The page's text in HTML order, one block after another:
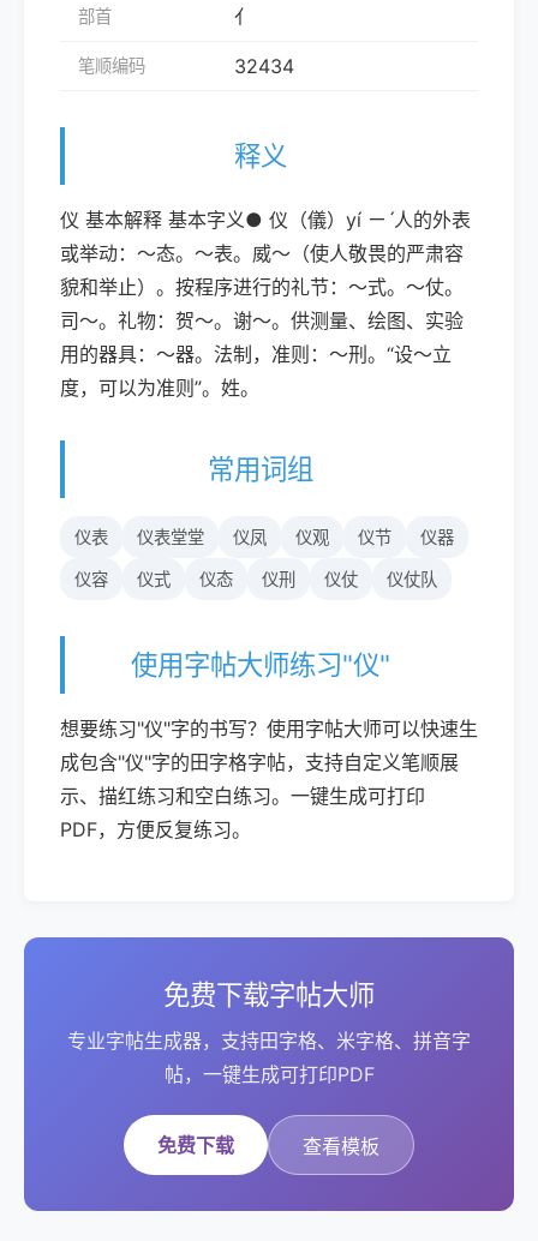
部首 亻
笔顺编码 32434
释义
仪 基本解释 基本字义● 仪（儀）yí ㄧˊ人的外表
或举动：～态。～表。威～（使人敬畏的严肃容
貌和举止）。按程序进行的礼节：～式。～仗。
司～。礼物：贺～。谢～。供测量、绘图、实验
用的器具：～器。法制，准则：～刑。“设～立
度，可以为准则”。姓。
常用词组
仪表 仪表堂堂 仪凤 仪观 仪节 仪器
仪容 仪式 仪态 仪刑 仪仗 仪仗队
使用字帖大师练习"仪"
想要练习"仪"字的书写？使用字帖大师可以快速生
成包含"仪"字的田字格字帖，支持自定义笔顺展
示、描红练习和空白练习。一键生成可打印
PDF，方便反复练习。
免费下载字帖大师
专业字帖生成器，支持田字格、米字格、拼音字
帖，一键生成可打印PDF
免费下载 查看模板